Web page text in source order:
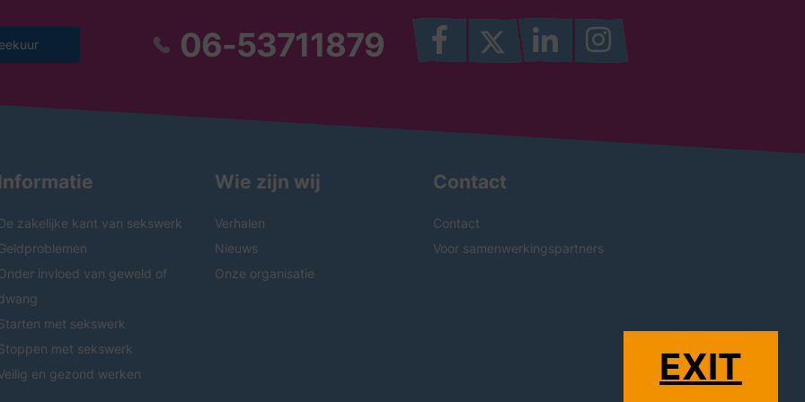
EXIT
06-53711879
zakelijke kant van sekswerk
invloed van geweld of
met sekswerk
met sekswerk
en gezond werken
Wie zijn wij
Verhalen
Nieuws
Onze organisatie
Contact
Contact
Voor samenwerkingspartners